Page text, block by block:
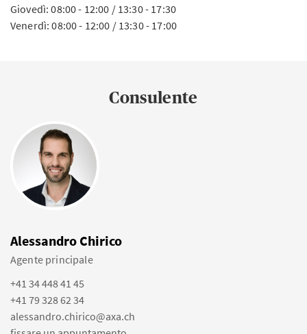
Giovedì: 08:00 - 12:00 / 13:30 - 17:30
Venerdì: 08:00 - 12:00 / 13:30 - 17:00
Consulente
Alessandro Chirico
Agente principale
+41 34 448 41 45
+41 79 328 62 34
alessandro.chirico@axa.ch